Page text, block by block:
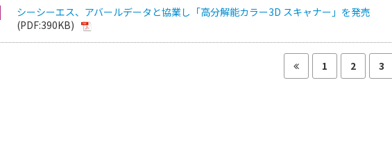
シーシーエス、アバールデータと協業し「高分解能カラー3D スキャナー」を発売
(PDF:390KB)
1 2 3